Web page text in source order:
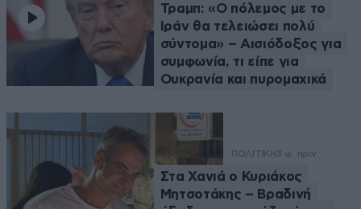
Τραμπ: «Ο πόλεμος με το
Ιράν θα τελειώσει πολύ
σύντομα» – Αισιόδοξος για
συμφωνία, τι είπε για
Ουκρανία και πυρομαχικά
ΠΟΛΙΤΙΚΗ3 ω. πριν
Στα Χανιά ο Κυριάκος
Μητσοτάκης – Βραδινή